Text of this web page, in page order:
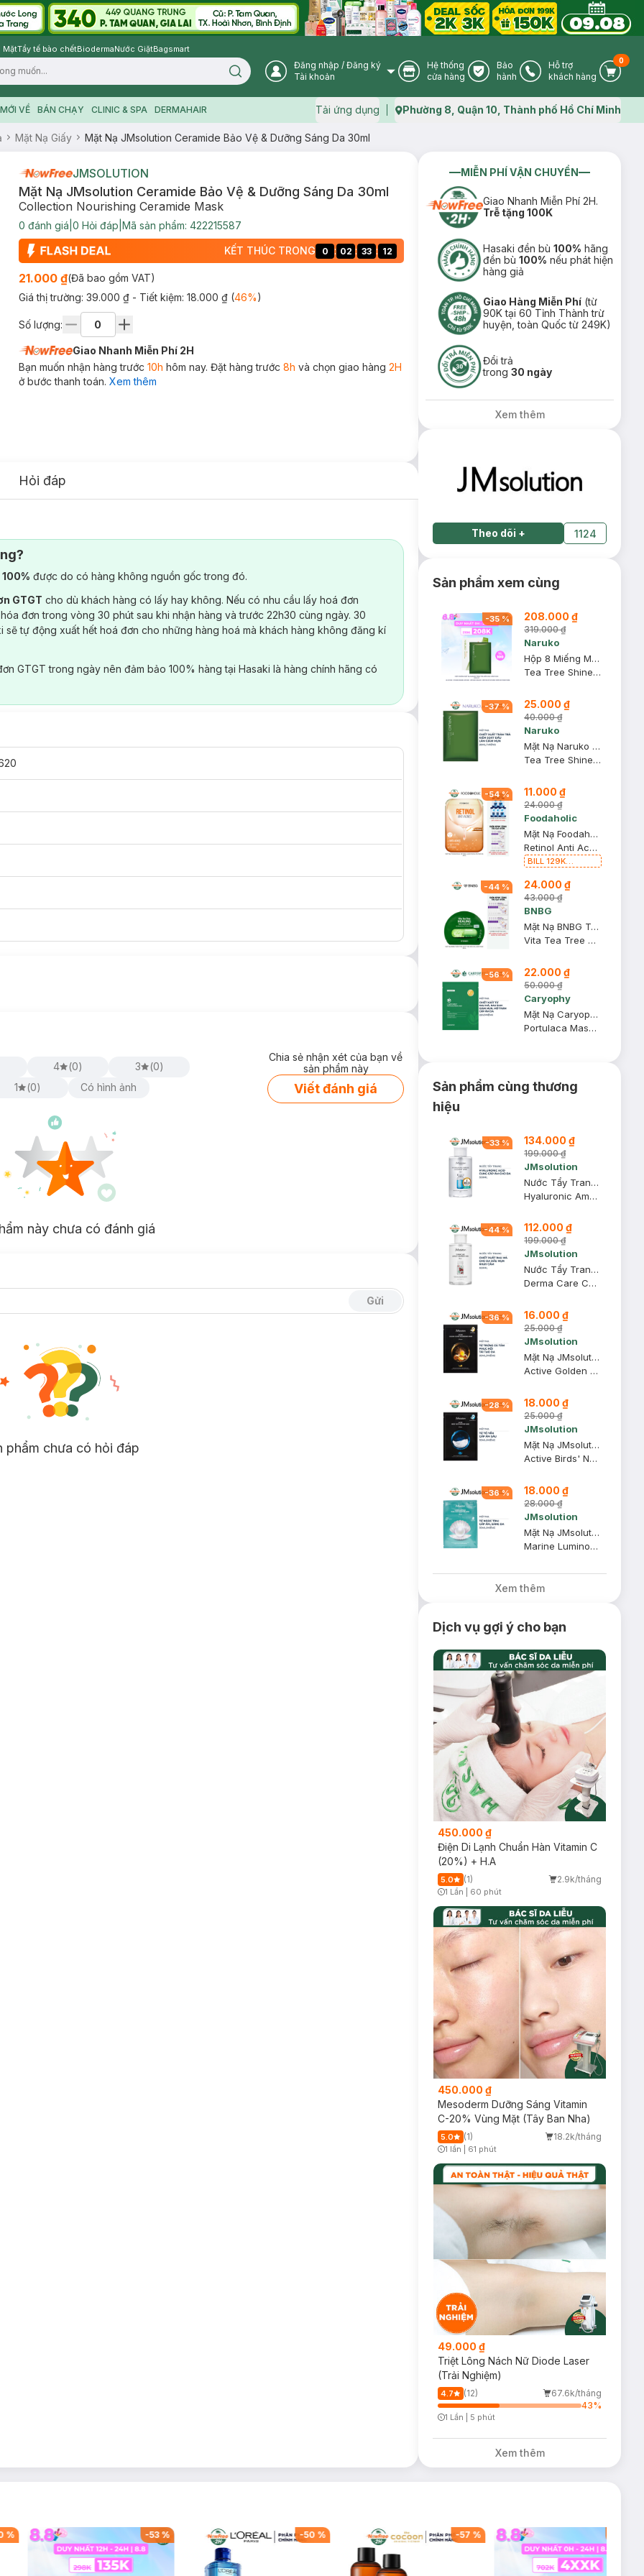
MặtTẩy tế bào chếtBiodermaNước GiặtBagsmart
Search icon User Icon
Đăng nhập / Đăng ký
Tài khoản
Store Icon
Hệ thống
cửa hàng
Warranty Icon
Bảo
hành
Phone Icon
Hỗ trợ
khách hàng
Cart
0
VỀ BÁN CHẠY CLINIC & SPA DERMAHAIR Tải ứng dụng Map icon
Phường 8, Quận 10, Thành phố Hồ Chí Minh
Mặt Nạ Giấy Mặt Nạ JMsolution Ceramide Bảo Vệ & Dưỡng Sáng Da 30ml
JMSOLUTION
Mặt Nạ JMsolution Ceramide Bảo Vệ & Dưỡng Sáng Da 30ml
Collection Nourishing Ceramide Mask
0 đánh giá 0 Hỏi đáp Mã sản phẩm: 422215587
KẾT THÚC TRONG 0 : 02 : 33 : 12
21.000 ₫(Đã bao gồm VAT)
Giá thị trường: 39.000 ₫ - Tiết kiệm: 18.000 ₫(46%)
Số lượng:
Giao Nhanh Miễn Phí 2H
Bạn muốn nhận hàng trước 10h hôm nay. Đặt hàng trước 8h và chọn giao hàng 2H
ở bước thanh toán. Xem thêm
Hỏi đáp
được do có hàng không nguồn gốc trong đó.
GTGT cho dù khách hàng có lấy hay không. Nếu có nhu cầu lấy hoá đơn
đơn trong vòng 30 phút sau khi nhận hàng và trước 22h30 cùng ngày. 30
sẽ tự động xuất hết hoá đơn cho những hàng hoá mà khách hàng không đăng kí
GTGT trong ngày nên đảm bảo 100% hàng tại Hasaki là hàng chính hãng có
4 (0) 3 (0)
1
(0) Có hình ảnh
Chia sẻ nhận xét của bạn về
sản phẩm này
Viết đánh giá
này chưa có đánh giá
Gửi
phẩm chưa có hỏi đáp
MIỄN PHÍ VẬN CHUYỂN
Giao Nhanh Miễn Phí 2H.
Trễ tặng 100K
Hasaki đền bù100% hãng
đền bù100% nếu phát hiện
hàng giả
Giao Hàng Miễn Phí (từ
90K tại 60 Tỉnh Thành trừ
huyện, toàn Quốc từ 249K)
Đổi trả
trong30 ngày
Xem thêm
Theo dõi + 1124
Sản phẩm xem cùng
-35% 208.000 ₫
319.000 ₫
Naruko
Hộp 8 Miếng Mặt Nạ Naruko Tràm Trà Kiềm Dầu Giảm Mụn 26ml/M
Tea Tree Shine Control and Blemish Clear Mask
-37% 25.000 ₫
40.000 ₫
Naruko
Mặt Nạ Naruko Tràm Trà Kiểm Soát Dầu Và Giảm Mụn 26ml
Tea Tree Shine Control and Blemish Clear Mask
-54% 11.000 ₫
24.000 ₫
Foodaholic
Mặt Nạ Foodaholic Retinol Giảm Mụn & Tái Tạo Da 23ml
Retinol Anti Acnes Mask
BILL 129K
01 Combo 5 Mặt
Nạ Foodaholic
Cấp Ẩm, Phục Hồi
-44 % 24.000 ₫
43.000 ₫
BNBG
Mặt Nạ BNBG Tràm Trà Giúp Thải Độc Da, Giảm Mụn 30ml
Vita Tea Tree Healing Face Mask Pack
-56% 22.000 ₫
50.000 ₫
Caryophy
Mặt Nạ Caryophy Làm Giảm Mụn, Thâm & Dưỡng Ẩm Da 22g
Portulaca Mask Sheet 3in1
Sản phẩm cùng thương
hiệu
-33% 134.000 ₫
199.000 ₫
JMsolution
Nước Tẩy Trang JMsolution Hyaluronic Acid Mọi Loại Da 500ml
Hyaluronic Ampoule Cleansing Water
-44% 112.000 ₫
199.000 ₫
JMsolution
Nước Tẩy Trang JMsolution Rau Má Cho Da Dầu Mụn 500ml
Derma Care Centella Cleansing Water Clear
-36% 16.000 ₫
25.000 ₫
JMsolution
Mặt Nạ JMsolution Trứng Cá Tầm Phục Hồi Tái Tạo Da 30ml
Active Golden Caviar Nourishing Mask Prime
-28% 18.000 ₫
25.000 ₫
JMsolution
Mặt Nạ JMsolution Tổ Yến Dưỡng Ẩm Chuyên Sâu 30ml
Active Birds' Nest Moisture Mask Prime
-36% 18.000 ₫
28.000 ₫
JMsolution
Mặt Nạ JMsolution Dưỡng Ẩm, Sáng Da Từ Ngọc Trai 30ml
Marine Luminous Pearl Deep Moisture Mask
Xem thêm
Dịch vụ gợi ý cho bạn
450.000 ₫
Điện Di Lạnh Chuẩn Hàn Vitamin C
(20%) + H.A
5.0 (1) 2.9k/tháng
1 Lần 60 phút
450.000 ₫
Mesoderm Dưỡng Sáng Vitamin
C-20% Vùng Mặt (Tây Ban Nha)
5.0 (1) 18.2k/tháng
Timer Gray Icon
1 lần 61 phút
49.000 ₫
Triệt Lông Nách Nữ Diode Laser
(Trải Nghiệm)
4.7 (12)
67.6k/tháng
43%
1 Lần 5 phút
Xem thêm
% -53% -50 % -57 %